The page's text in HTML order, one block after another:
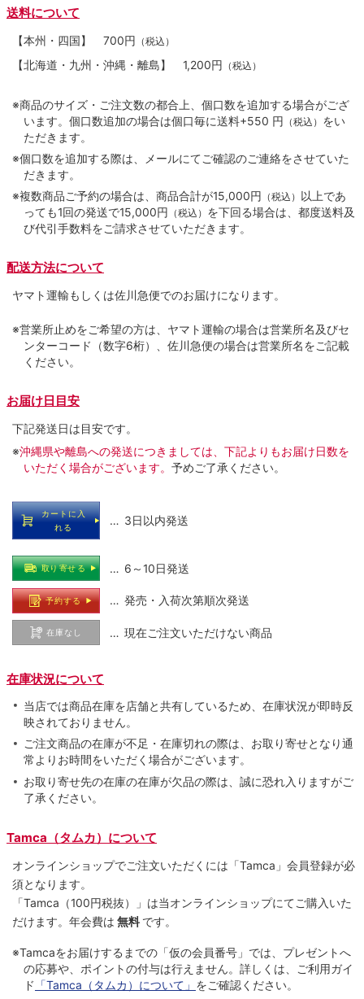
送料について
【本州・四国】 700円 （税込）
【北海道・九州・沖縄・離島】 1,200円 （税込）
※商品のサイズ・ご注文数の都合上、個口数を追加する場合がござ
います。個口数追加の場合は個口毎に送料+550 円 （税込） をい
ただきます。
※個口数を追加する際は、メールにてご確認のご連絡をさせていた
だきます。
※複数商品ご予約の場合は、商品合計が15,000円 （税込） 以上であ
っても1回の発送で15,000円 （税込） を下回る場合は、都度送料及
び代引手数料をご請求させていただきます。
配送方法について
ヤマト運輸もしくは佐川急便でのお届けになります。
※営業所止めをご希望の方は、ヤマト運輸の場合は営業所名及びセ
ンターコード（数字6桁）、佐川急便の場合は営業所名をご記載
ください。
お届け日目安
下記発送日は目安です。
※沖縄県や離島への発送につきましては、下記よりもお届け日数を
いただく場合がございます。 予めご了承ください。
カートに入
れる
… 3日以内発送
取り寄せる … 6～10日発送
予約する … 発売・入荷次第順次発送
在庫なし … 現在ご注文いただけない商品
在庫状況について
当店では商品在庫を店舗と共有しているため、在庫状況が即時反
映されておりません。
ご注文商品の在庫が不足・在庫切れの際は、お取り寄せとなり通
常よりお時間をいただく場合がございます。
お取り寄せ先の在庫の在庫が欠品の際は、誠に恐れ入りますがご
了承ください。
Tamca（タムカ）について
オンラインショップでご注⽂いただくには「Tamca」会員登録が必
須となります。
「Tamca （100円税抜）
」は当オンラインショップにてご購⼊いた
だけます。 年会費は 無料 です。
※Tamcaをお届けするまでの「仮の会員番号」では、プレゼントへ
の応募や、ポイントの付与は⾏えません。詳しくは、ご利⽤ガイ
ド 「Tamca（タムカ）について」 をご確認ください。